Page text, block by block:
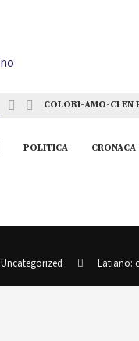
COLORI-AMO-CI EN
POLITICA CRONACA
Uncategorized Latiano: